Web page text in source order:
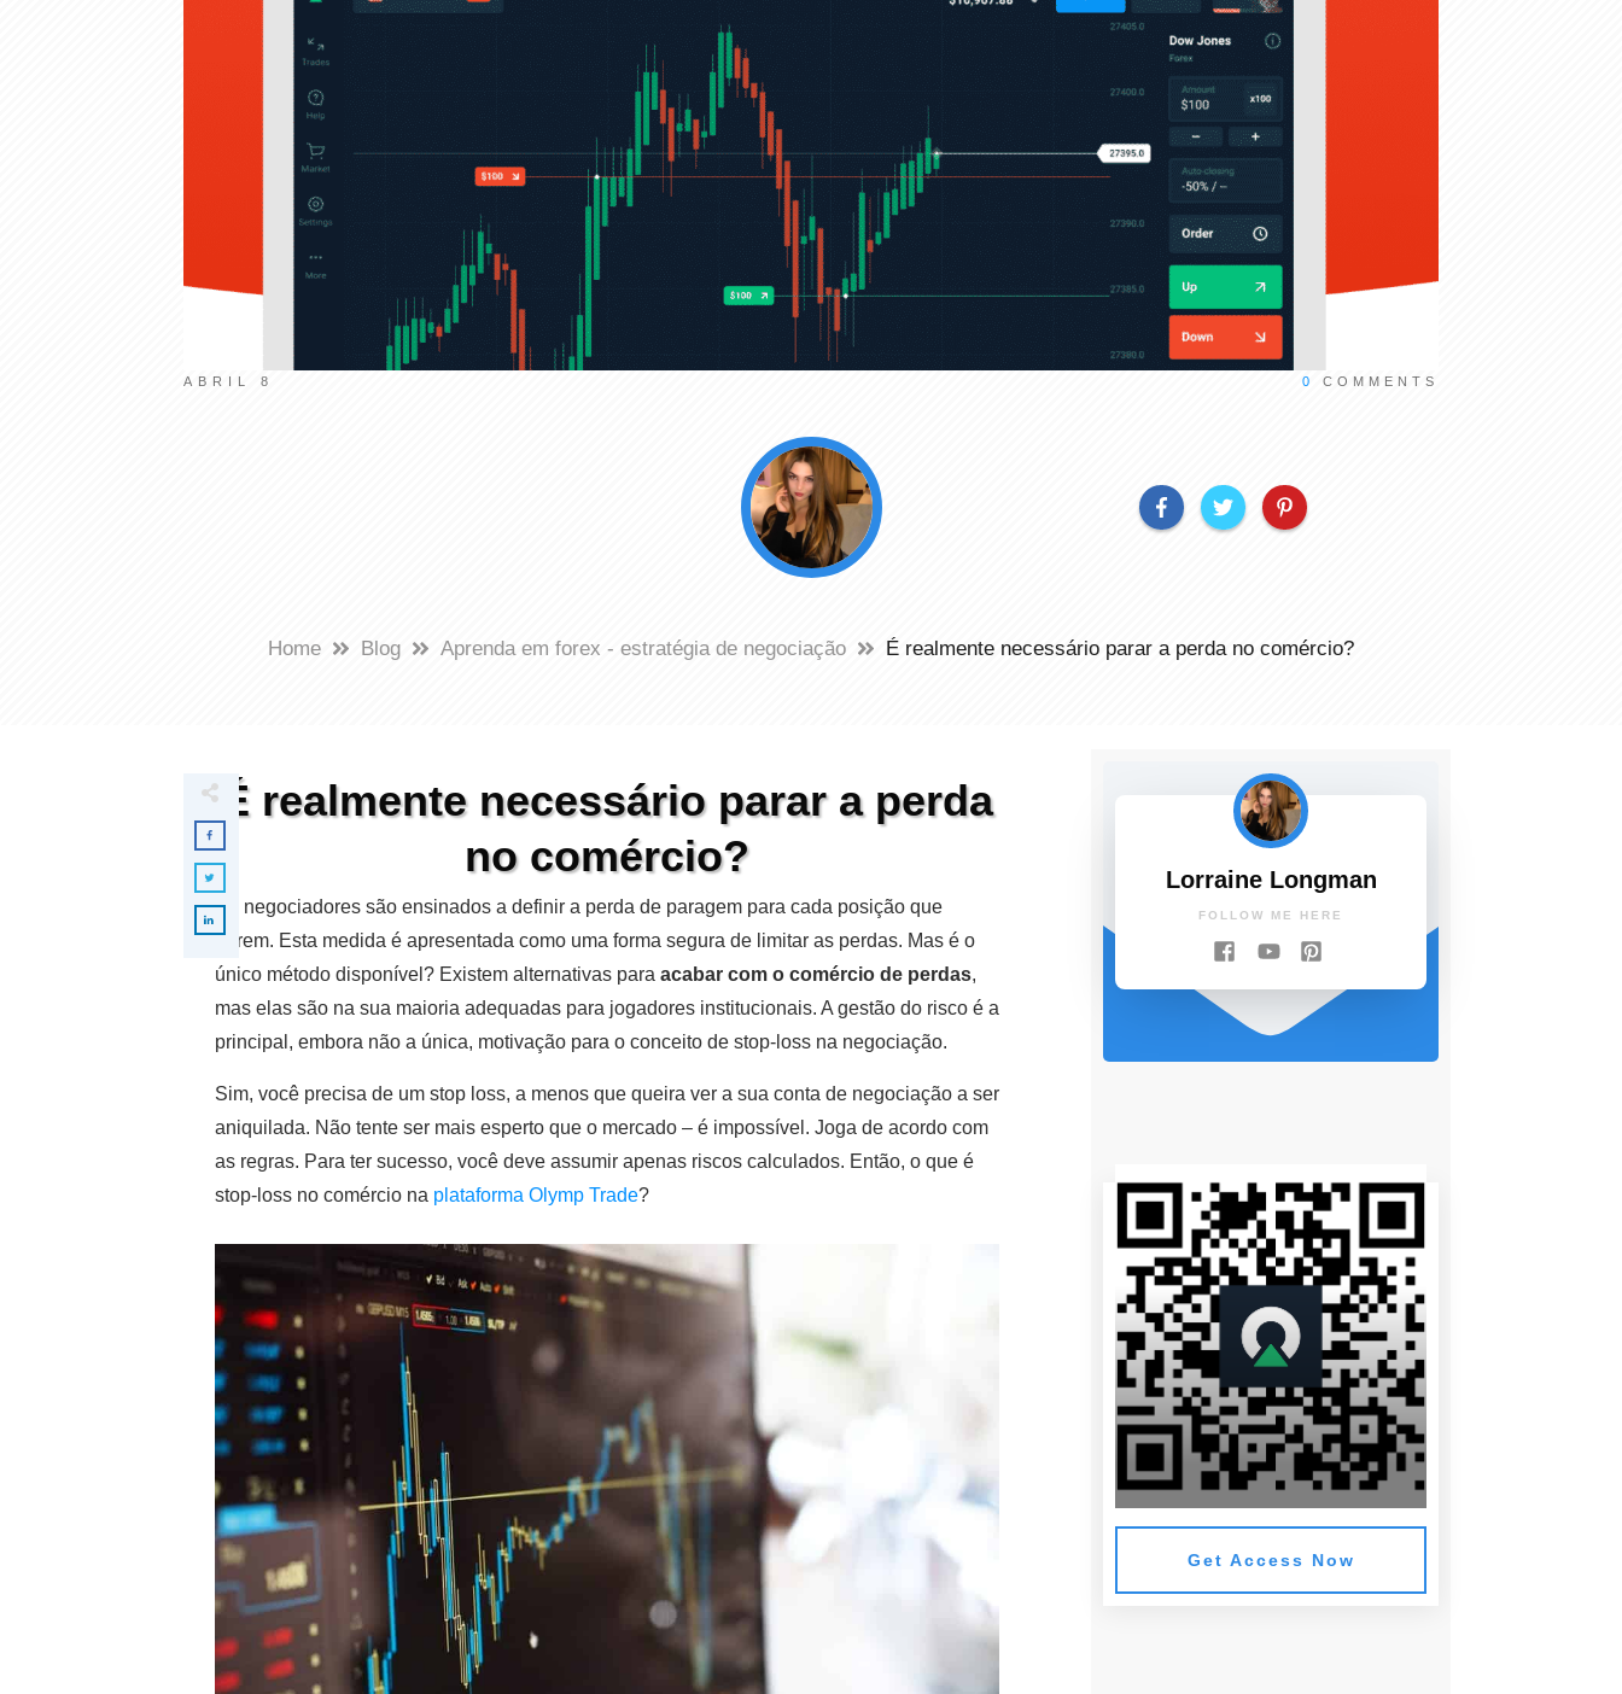
ABRIL 8 0 COMMENTS
Lorraine Longman
Home Blog Aprenda em forex - estratégia de negociação É realmente necessário parar a perda no comércio?
É realmente necessário parar a perda
no comércio?
Os negociadores são ensinados a definir a perda de paragem para cada posição que
abrem. Esta medida é apresentada como uma forma segura de limitar as perdas. Mas é o
único método disponível? Existem alternativas para acabar com o comércio de perdas,
mas elas são na sua maioria adequadas para jogadores institucionais. A gestão do risco é a
principal, embora não a única, motivação para o conceito de stop-loss na negociação.
Sim, você precisa de um stop loss, a menos que queira ver a sua conta de negociação a ser
aniquilada. Não tente ser mais esperto que o mercado – é impossível. Joga de acordo com
as regras. Para ter sucesso, você deve assumir apenas riscos calculados. Então, o que é
stop-loss no comércio na plataforma Olymp Trade?
Lorraine Longman
FOLLOW ME HERE
Get Access Now